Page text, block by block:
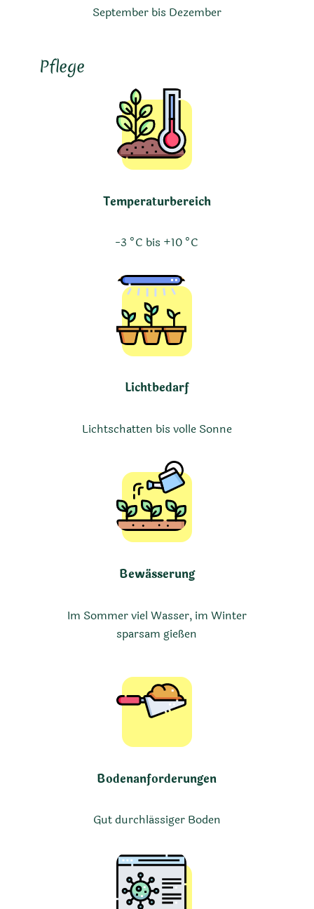
September bis Dezember
Pflege
Temperaturbereich
-3 °C bis +10 °C
Lichtbedarf
Lichtschatten bis volle Sonne
Bewässerung
Im Sommer viel Wasser, im Winter
sparsam gießen
Bodenanforderungen
Gut durchlässiger Boden